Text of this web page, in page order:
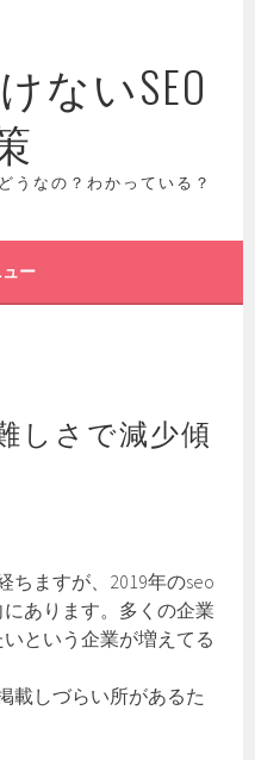
ないSEO
うなの？わかっている？
ー
しさで減少傾
ちますが、2019年のseo
あります。多くの企業
という企業が増えてる
載しづらい所があるた